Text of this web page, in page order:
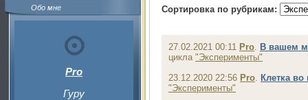
Обо мне
Pro
Гуру
Сортировка по рубрикам:
27.02.2021 00:11 Pro. В вашем
цикла "Эксперименты"
23.12.2020 22:56 Pro. Клетка во
"Эксперименты"